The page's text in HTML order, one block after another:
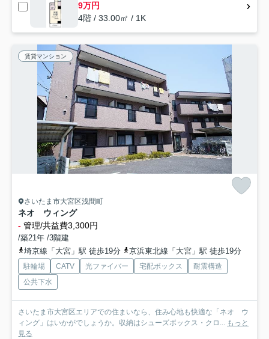
9万円
4階 / 33.00㎡ / 1K
賃貸マンション
さいたま市大宮区浅間町
ネオ ウィング
- 管理/共益費3,300円
/築21年 /3階建
埼京線「大宮」駅 徒歩19分
京浜東北線「大宮」駅 徒歩19分
駐輪場 CATV 光ファイバー 宅配ボックス
耐震構造
公共下水
さいたま市大宮区エリアでの住まいなら、住み心地も快適な「ネオ ウ
ィング」はいかがでしょうか。収納はシューズボックス・クロ... もっと
見る